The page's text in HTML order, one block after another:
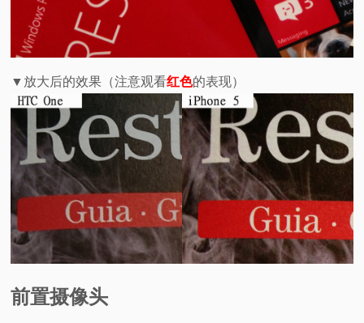
▼放大后的效果（注意观看红色的表现）
前置摄像头